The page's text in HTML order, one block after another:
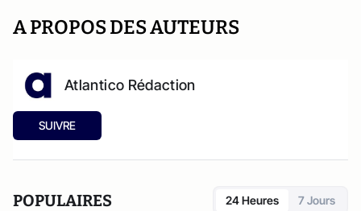
A PROPOS DES AUTEURS
Atlantico Rédaction
SUIVRE
POPULAIRES 24 Heures 7 Jours